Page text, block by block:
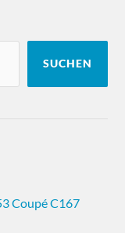
SUCHEN
Coupé C167